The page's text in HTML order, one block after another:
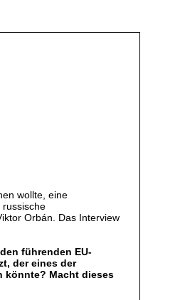
wollte, eine
russische
Orbán. Das Interview
führenden EU-
der eines der
könnte? Macht dieses